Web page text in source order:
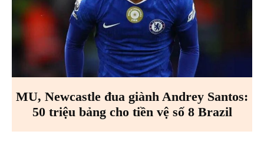
MU, Newcastle đua giành Andrey Santos:
50 triệu bảng cho tiền vệ số 8 Brazil